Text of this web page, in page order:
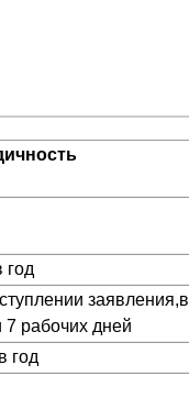
год
заявления,в
7 рабочих дней
год